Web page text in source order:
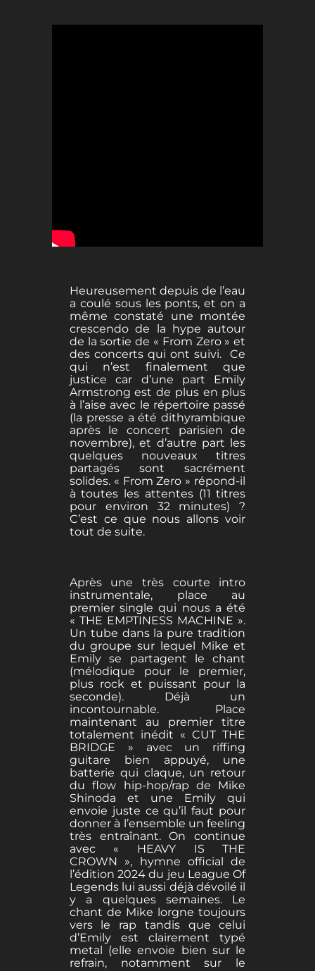
Heureusement depuis de l’eau
a coulé sous les ponts, et on a
même constaté une montée
crescendo de la hype autour
de la sortie de « From Zero » et
des concerts qui ont suivi. Ce
qui n’est finalement que
justice car d’une part Emily
Armstrong est de plus en plus
à l’aise avec le répertoire passé
(la presse a été dithyrambique
après le concert parisien de
novembre), et d’autre part les
quelques nouveaux titres
partagés sont sacrément
solides. « From Zero » répond-il
à toutes les attentes (11 titres
pour environ 32 minutes) ?
C’est ce que nous allons voir
tout de suite.
Après une très courte intro
instrumentale, place au
premier single qui nous a été
« THE EMPTINESS MACHINE ».
Un tube dans la pure tradition
du groupe sur lequel Mike et
Emily se partagent le chant
(mélodique pour le premier,
plus rock et puissant pour la
seconde). Déjà un
incontournable. Place
maintenant au premier titre
totalement inédit « CUT THE
BRIDGE » avec un riffing
guitare bien appuyé, une
batterie qui claque, un retour
du flow hip-hop/rap de Mike
Shinoda et une Emily qui
envoie juste ce qu’il faut pour
donner à l’ensemble un feeling
très entraînant. On continue
avec « HEAVY IS THE
CROWN », hymne official de
l’édition 2024 du jeu League Of
Legends lui aussi déjà dévoilé il
y a quelques semaines. Le
chant de Mike lorgne toujours
vers le rap tandis que celui
d’Emily est clairement typé
metal (elle envoie bien sur le
refrain, notamment sur le